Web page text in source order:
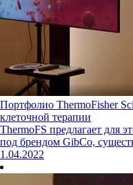
Портфолио ThermoFisher
клеточной терапии
ThermoFS предлагает для
под брендом GibCo,
1.04.2022